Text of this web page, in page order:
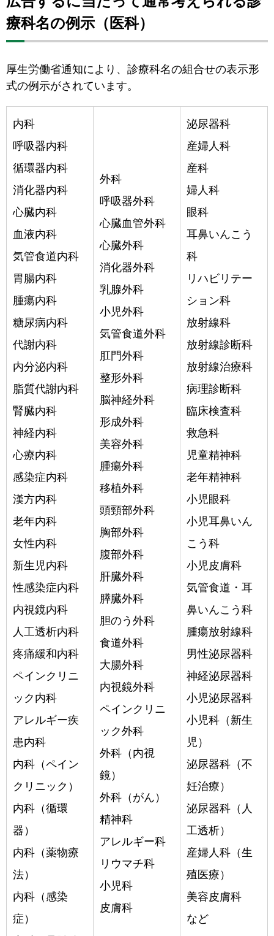
療科名の例示（医科）
厚生労働省通知により、診療科名の組合せの表示形
式の例示がされています。
内科
呼吸器内科
循環器内科
消化器内科
心臓内科
血液内科
気管食道内科
胃腸内科
腫瘍内科
糖尿病内科
代謝内科
内分泌内科
脂質代謝内科
腎臓内科
神経内科
心療内科
感染症内科
漢方内科
老年内科
女性内科
新生児内科
性感染症内科
内視鏡内科
人工透析内科
疼痛緩和内科
ペインクリニ
ック内科
アレルギー疾
患内科
内科（ペイン
クリニック）
内科（循環
器）
内科（薬物療
法）
内科（感染
症）
外科
呼吸器外科
心臓血管外科
心臓外科
消化器外科
乳腺外科
小児外科
気管食道外科
肛門外科
整形外科
脳神経外科
形成外科
美容外科
腫瘍外科
移植外科
頭頸部外科
胸部外科
腹部外科
肝臓外科
膵臓外科
胆のう外科
食道外科
大腸外科
内視鏡外科
ペインクリニ
ック外科
外科（内視
鏡）
外科（がん）
精神科
アレルギー科
リウマチ科
小児科
皮膚科
泌尿器科
産婦人科
産科
婦人科
眼科
耳鼻いんこう
科
リハビリテー
ション科
放射線科
放射線診断科
放射線治療科
病理診断科
臨床検査科
救急科
児童精神科
老年精神科
小児眼科
小児耳鼻いん
こう科
小児皮膚科
気管食道・耳
鼻いんこう科
腫瘍放射線科
男性泌尿器科
神経泌尿器科
小児泌尿器科
小児科（新生
児）
泌尿器科（不
妊治療）
泌尿器科（人
工透析）
産婦人科（生
殖医療）
美容皮膚科
など